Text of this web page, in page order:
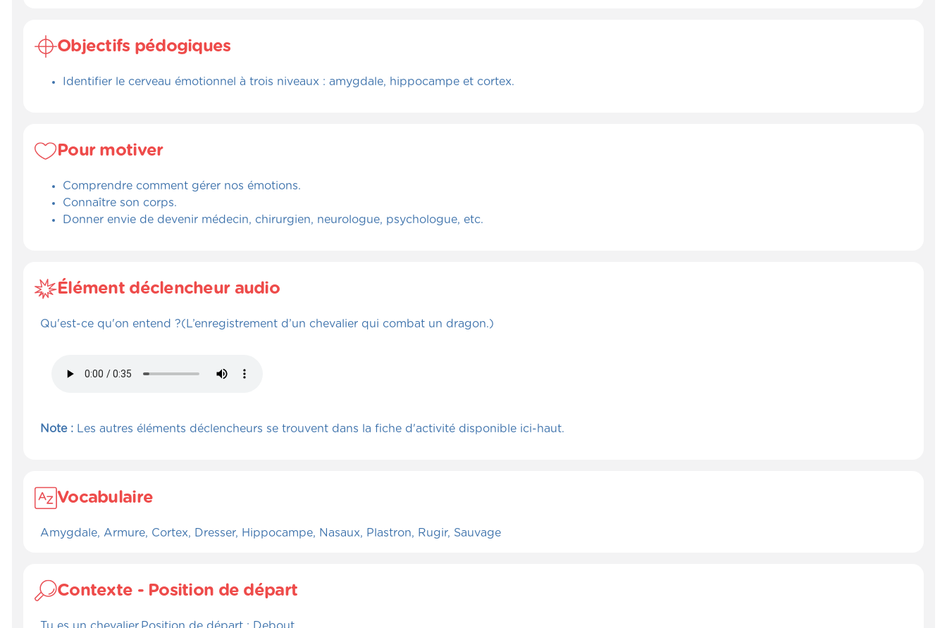
Objectifs pédogiques
Identifier le cerveau émotionnel à trois niveaux : amygdale, hippocampe et cortex.
Pour motiver
Comprendre comment gérer nos émotions.
Connaître son corps.
Donner envie de devenir médecin, chirurgien, neurologue, psychologue, etc.
Élément déclencheur audio
Qu'est-ce qu'on entend ?(L’enregistrement d’un chevalier qui combat un dragon.)
Note : Les autres éléments déclencheurs se trouvent dans la fiche d'activité disponible ici-haut.
Vocabulaire
Amygdale, Armure, Cortex, Dresser, Hippocampe, Nasaux, Plastron, Rugir, Sauvage
Contexte - Position de départ